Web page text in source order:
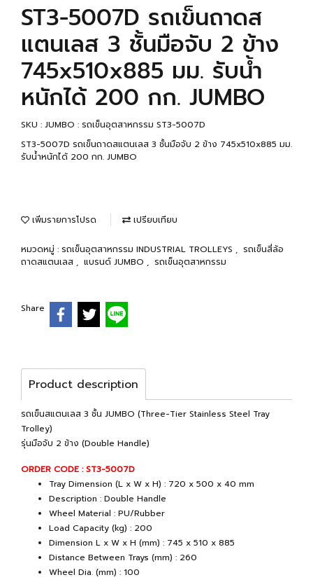
ST3-5007D รถเข็นถาดส
แตนเลส 3 ชั้นมือจับ 2 ข้าง
745x510x885 มม. รับน้ำ
หนักได้ 200 กก. JUMBO
SKU : JUMBO : รถเข็นอุตสาหกรรม ST3-5007D
ST3-5007D รถเข็นถาดสแตนเลส 3 ชั้นมือจับ 2 ข้าง 745x510x885 มม.
รับน้ำหนักได้ 200 กก. JUMBO
เพิ่มรายการโปรด เปรียบเทียบ
หมวดหมู่ : รถเข็นอุตสาหกรรม INDUSTRIAL TROLLEYS , รถเข็นสี่ล้อ
ถาดสแตนเลส , แบรนด์ JUMBO , รถเข็นอุตสาหกรรม
Share
Product description
รถเข็นสแตนเลส 3 ชั้น JUMBO (Three-Tier Stainless Steel Tray
Trolley)
รุ่นมือจับ 2 ข้าง (Double Handle)
ORDER CODE : ST3-5007D
Tray Dimension (L x W x H) : 720 x 500 x 40 mm
Description : Double Handle
Wheel Material : PU/Rubber
Load Capacity (kg) : 200
Dimension L x W x H (mm) : 745 x 510 x 885
Distance Between Trays (mm) : 260
Wheel Dia. (mm) : 100